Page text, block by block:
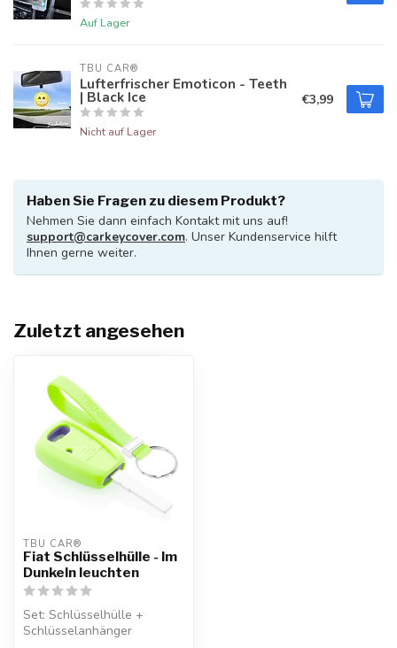
Auf Lager
TBU CAR®
Lufterfrischer Emoticon - Teeth
| Black Ice
Nicht auf Lager
€3,99
Haben Sie Fragen zu diesem Produkt?
Nehmen Sie dann einfach Kontakt mit uns auf!
support@carkeycover.com. Unser Kundenservice hilft
Ihnen gerne weiter.
Zuletzt angesehen
TBU CAR®
Fiat Schlüsselhülle - Im
Dunkeln leuchten
Set: Schlüsselhülle +
Schlüsselanhänger